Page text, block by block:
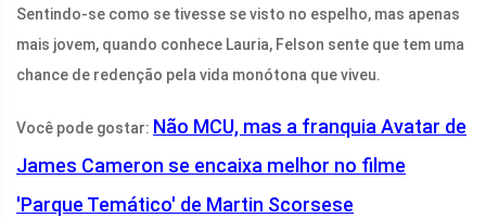
Sentindo-se como se tivesse se visto no espelho, mas apenas
mais jovem, quando conhece Lauria, Felson sente que tem uma
chance de redenção pela vida monótona que viveu.
Você pode gostar: Não MCU, mas a franquia Avatar de
James Cameron se encaixa melhor no filme
'Parque Temático' de Martin Scorsese